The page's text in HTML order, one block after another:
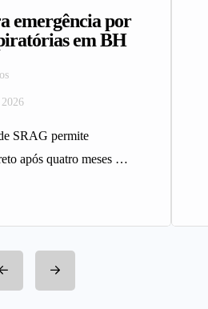
emergência por
em BH
SRAG permite
após quatro meses A